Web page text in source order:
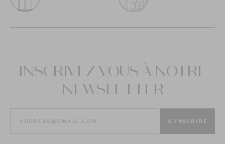
INSCRIVEZ-VOUS À NOTRE
NEWSLETTER
S'INSCRIRE